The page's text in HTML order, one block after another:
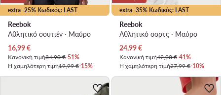
extra -25% Κωδικός: LAST
Reebok
Αθλητικό σουτιέν · Μαύρο
Τρέχουσα τιμή
16,99€
Κανονική τιμή34,90 €-51%
Η χαμηλότερη τιμή19,99 €-15%
extra -35% Κωδικός: LAST
Reebok
Αθλητικό σορτς · Μαύρο
Τρέχουσα τιμή
24,99€
Κανονική τιμή42,90 €-41%
Η χαμηλότερη τιμή27,99 €-10%